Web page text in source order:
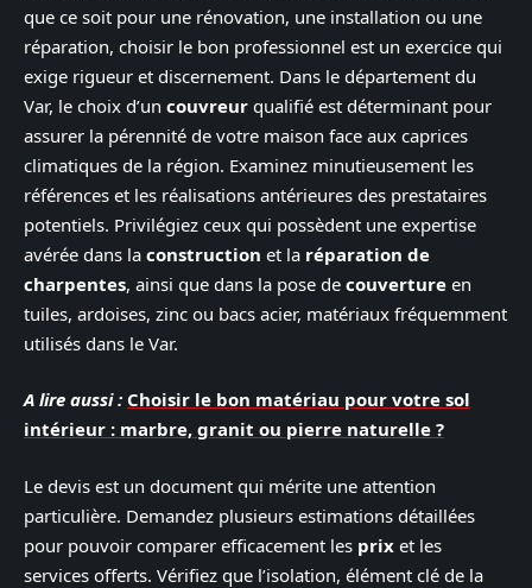
que ce soit pour une rénovation, une installation ou une
réparation, choisir le bon professionnel est un exercice qui
exige rigueur et discernement. Dans le département du
Var, le choix d’un couvreur qualifié est déterminant pour
assurer la pérennité de votre maison face aux caprices
climatiques de la région. Examinez minutieusement les
références et les réalisations antérieures des prestataires
potentiels. Privilégiez ceux qui possèdent une expertise
avérée dans la construction et la réparation de
charpentes, ainsi que dans la pose de couverture en
tuiles, ardoises, zinc ou bacs acier, matériaux fréquemment
utilisés dans le Var.
A lire aussi : Choisir le bon matériau pour votre sol
intérieur : marbre, granit ou pierre naturelle ?
Le devis est un document qui mérite une attention
particulière. Demandez plusieurs estimations détaillées
pour pouvoir comparer efficacement les prix et les
services offerts. Vérifiez que l’isolation, élément clé de la